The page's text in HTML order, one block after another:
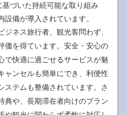
づいた持続可能な取り組み
備が導入されています。
ジネス旅行者、観光客問わず、
価を得ています。安全・安心の
で快適に過ごせるサービスが魅
ャンセルも簡単にでき、利便性
ステムも整備されています。さ
典や、長期滞在者向けのプラン